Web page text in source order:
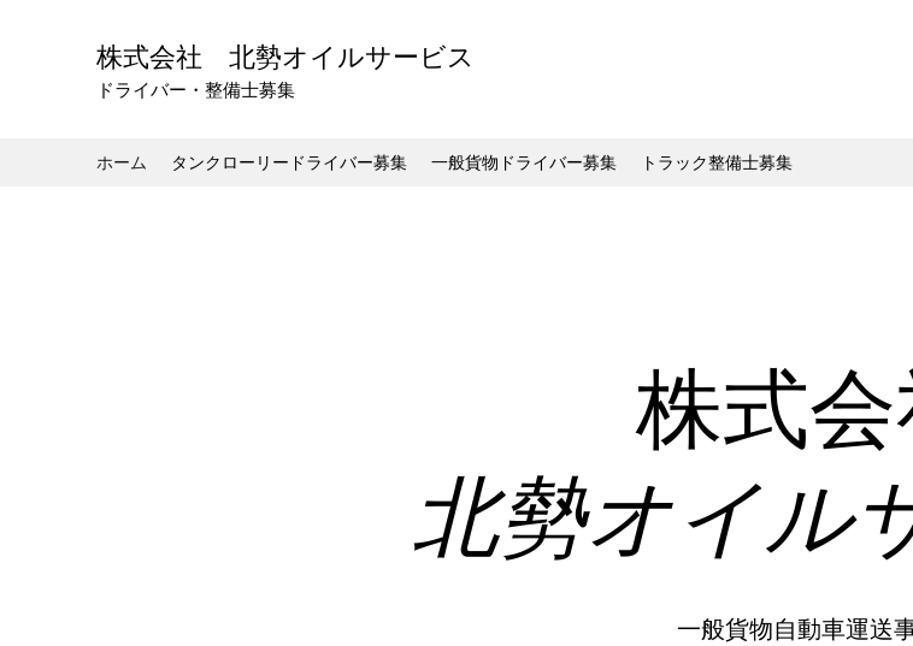
​株式会社 北勢オイルサービス
​ドライバー・整備士募集
ホーム タンクローリードライバー募集 一般貨物ドライバー募集 トラック整備士募集
株式
北勢オイル
一般貨物自動車運送